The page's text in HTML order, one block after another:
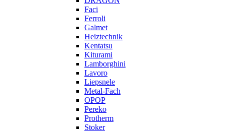
Faci
Ferroli
Galmet
Heiztechnik
Kentatsu
Kiturami
Lamborghini
Lavoro
Liepsnele
Metal-Fach
OPOP
Pereko
Protherm
Stoker